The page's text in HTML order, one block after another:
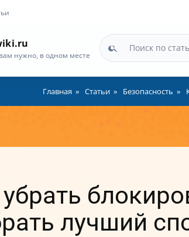
нужно, в одном месте
Главная Статьи Безопасность
лучший